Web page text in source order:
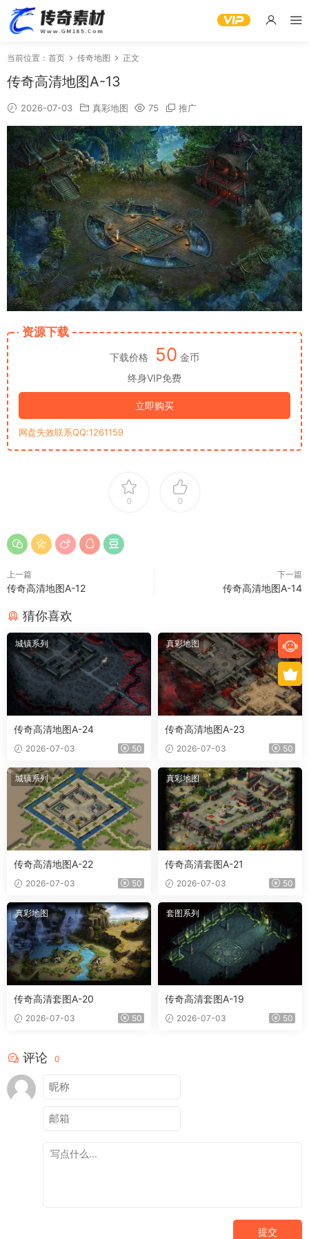
当前位置： 首页 传奇地图 正文
传奇高清地图A-13
2026-07-03 真彩地图 75 推广
资源下载
下载价格 50 金币
终身VIP免费
立即购买
网盘失效联系QQ:1261159
0 0
上一篇
传奇高清地图A-12
下一篇
传奇高清地图A-14
猜你喜欢
城镇系列
传奇高清地图A-24
2026-07-03 50
真彩地图
传奇高清地图A-23
2026-07-03 50
城镇系列
传奇高清地图A-22
2026-07-03 50
真彩地图
传奇高清套图A-21
2026-07-03 50
真彩地图
传奇高清套图A-20
2026-07-03 50
套图系列
传奇高清套图A-19
2026-07-03 50
评论 0
提交